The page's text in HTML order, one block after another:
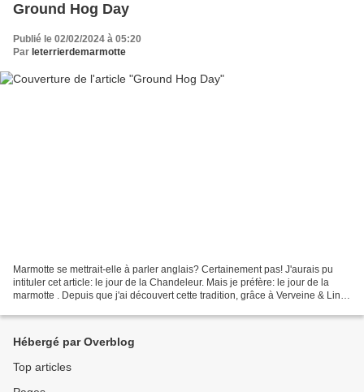
Ground Hog Day
Publié le 02/02/2024 à 05:20
Par leterrierdemarmotte
Marmotte se mettrait-elle à parler anglais? Certainement pas! J'aurais pu
intituler cet article: le jour de la Chandeleur. Mais je préfère: le jour de la
marmotte . Depuis que j'ai découvert cette tradition, grâce à Verveine & Lin ,
Hébergé par Overblog
Top articles